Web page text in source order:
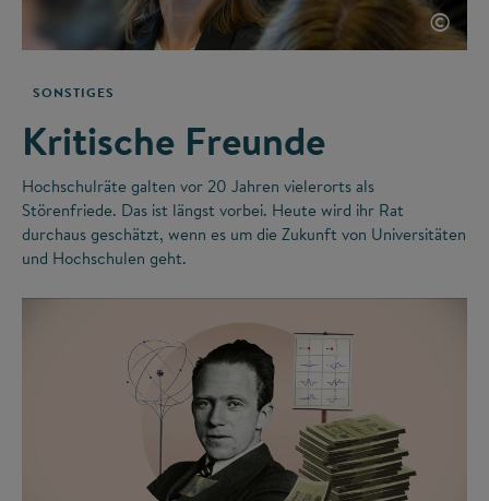
©
SONSTIGES
Kritische Freunde
Hochschulräte galten vor 20 Jahren vielerorts als
Störenfriede. Das ist längst vorbei. Heute wird ihr Rat
durchaus geschätzt, wenn es um die Zukunft von Universitäten
und Hochschulen geht.